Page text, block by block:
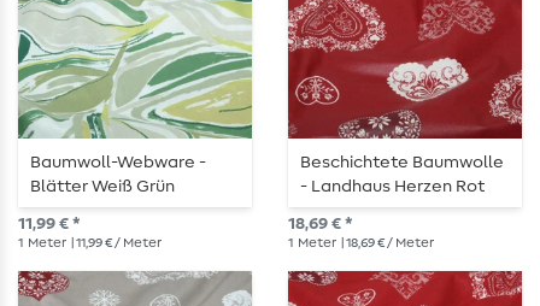
Baumwoll-Webware -
Blätter Weiß Grün
11,99 € *
1 Meter | 11,99 € / Meter
Beschichtete Baumwolle
- Landhaus Herzen Rot
18,69 € *
1 Meter | 18,69 € / Meter